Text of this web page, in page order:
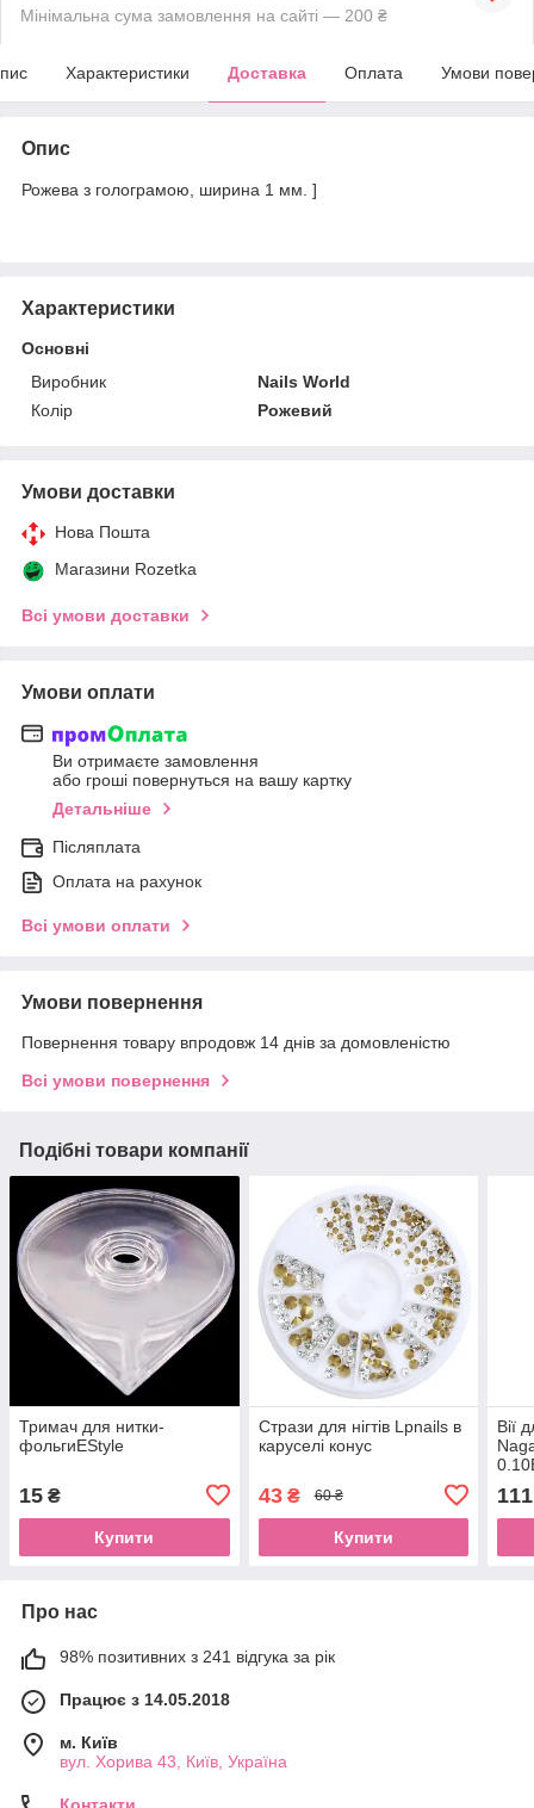
Мінімальна сума замовлення на сайті — 200 ₴
Характеристики Доставка Оплата Умови
Опис
Рожева з голограмою, ширина 1 мм. ]
Характеристики
Основні
Виробник
Nails World
Колір
Рожевий
Умови доставки
Нова Пошта
Магазини Rozetka
Всі умови доставки
Умови оплати
Ви отримаєте замовлення
або гроші повернуться на вашу картку
Детальніше
Післяплата
Оплата на рахунок
Всі умови оплати
Умови повернення
Повернення товару впродовж 14 днів за домовленістю
Всі умови повернення
Подібні товари компанії
Тримач для нитки-
фольгиEStyle
15 ₴
Купити
Стрази для нігтів Lpnails в
каруселі конус
43₴ 60 ₴
Купити
Вії
111
Про нас
98% позитивних з 241 відгука за рік
Працює з 14.05.2018
м. Київ
вул. Хорива 43, Київ, Україна